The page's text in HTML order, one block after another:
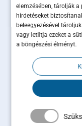
elemzésében, tárolják
hirdetéseket
beleegyezésével
vagy letiltja ezeket a
a böngészési élményt.
A modern
működés. A
és a